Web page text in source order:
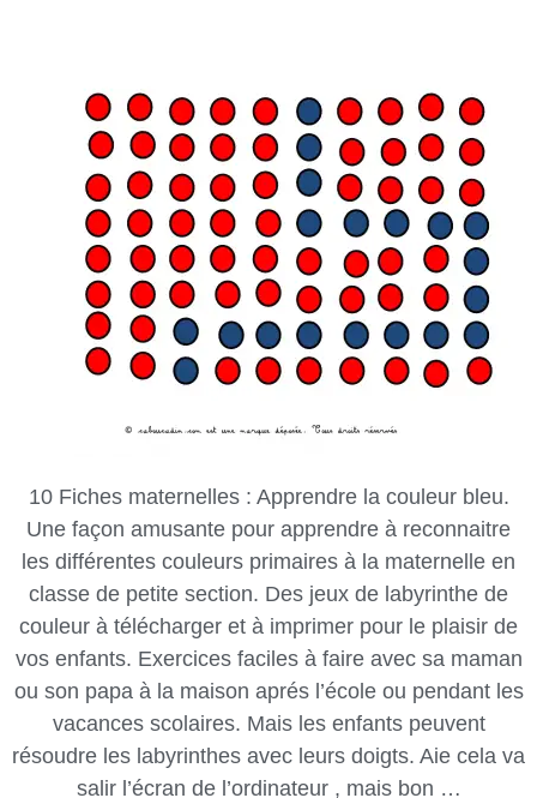
10 Fiches maternelles : Apprendre la couleur bleu.
Une façon amusante pour apprendre à reconnaitre
les différentes couleurs primaires à la maternelle en
classe de petite section. Des jeux de labyrinthe de
couleur à télécharger et à imprimer pour le plaisir de
vos enfants. Exercices faciles à faire avec sa maman
ou son papa à la maison aprés l’école ou pendant les
vacances scolaires. Mais les enfants peuvent
résoudre les labyrinthes avec leurs doigts. Aie cela va
salir l’écran de l’ordinateur , mais bon …